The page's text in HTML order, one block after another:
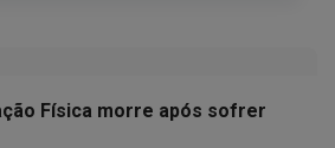
Física morre após sofrer